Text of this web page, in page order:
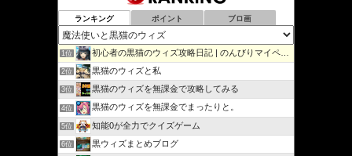
ランキング ポイント ブロ画
1位 初心者の黒猫のウィズ攻略日記 | のんびりマイペースで攻略…
2位 黒猫のウィズと私
3位 黒猫のウィズを無課金で攻略してみる
4位 黒猫のウィズを無課金でまったりと。
5位 知能0が全力でクイズゲーム
6位 黒ウィズまとめブログ